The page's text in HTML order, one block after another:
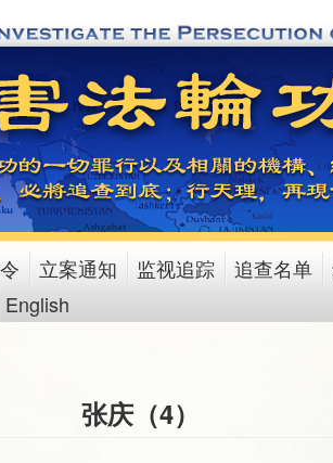
立案通知 监视追踪 追查名单
English
张庆（4）